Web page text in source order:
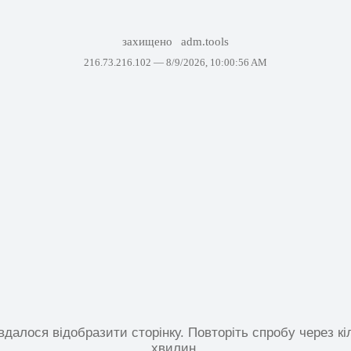
захищено adm.tools
216.73.216.102 — 8/9/2026, 10:00:56 AM
відобразити сторінку. Повторіть спробу через